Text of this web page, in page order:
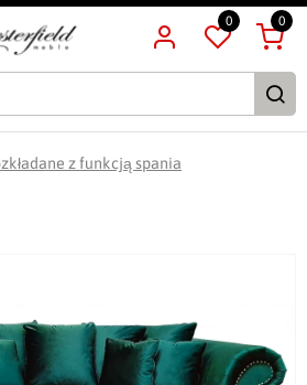
0 0
z funkcją spania